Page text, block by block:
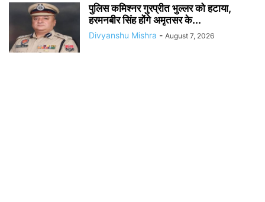
पुलिस कमिश्नर गुरप्रीत भुल्लर को हटाया,
हरमनबीर सिंह होंगे अमृतसर के...
Divyanshu Mishra - August 7, 2026